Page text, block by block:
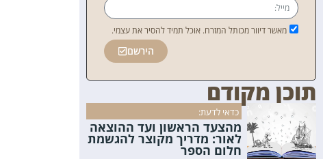
מאשר דיוור מכותל המזרח. אוכל תמיד להסיר את עצמי.
הירשם
תוכן מקודם
כדאי לדעת:
מהצעד הראשון ועד ההוצאה
לאור: מדריך מקוצר להגשמת
חלום הספר